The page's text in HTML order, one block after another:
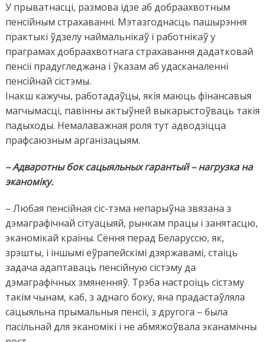
У прыватнасці, размова ідзе аб добраахвотным
пенсійным страхаванні. Мэтазгоднасць пашырэння
практыкі ўдзелу наймальнікаў і работнікаў у
праграмах добраахвотнага страхавання дадатковай
пенсіі прадугледжана і ўказам аб удасканаленні
пенсійнай сістэмы.
Інакш кажучы, работадаўцы, якія маюць фінансавыя
магчымасці, павінны актыўней выкарыстоўваць такія
падыходы. Немалаважная роля тут адводзіцца
прафсаюзным арганізацыям.
– Адваротны бок сацыяльных гарантый – нагрузка на
эканоміку.
– Любая пенсійная сіс-тэма непарыўна звязана з
дэмаграфічнай сітуацыяй, рынкам працы і занятасцю,
эканомікай краіны. Сёння перад Беларуссю, як,
зрэшты, і іншымі еўрапейскімі дзяржавамі, стаіць
задача адаптаваць пенсійную сістэму да
дэмаграфічных змяненняў. Трэба настроіць сістэму
такім чынам, каб, з аднаго боку, яна прадастаўляла
сацыяльна прымальныя пенсіі, з другога – была
пасільнай для эканомікі і не абмяжоўвала эканамічны